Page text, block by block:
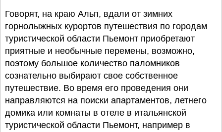
Говорят, на краю Альп, вдали от зимних
горнолыжных курортов путешествия по городам
туристической области Пьемонт приобретают
приятные и необычные перемены, возможно,
поэтому большое количество паломников
сознательно выбирают свое собственное
путешествие. Во время его проведения они
направляются на поиски апартаментов, летнего
домика или комнаты в отеле в итальянской
туристической области Пьемонт, например в